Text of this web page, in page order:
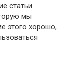
статьи
мы
этого хорошо,